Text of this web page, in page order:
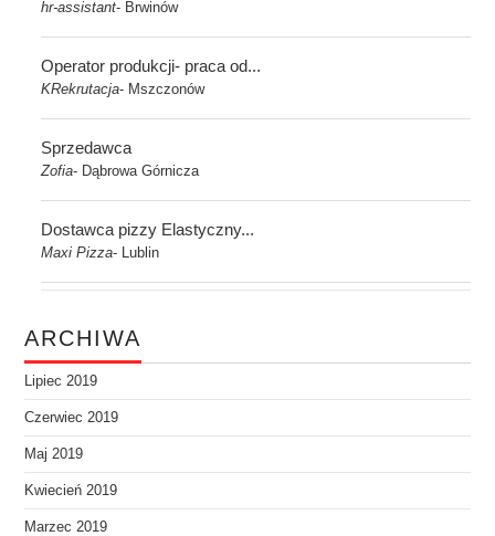
hr-assistant- Brwinów
Operator produkcji- praca od...
KRekrutacja- Mszczonów
Sprzedawca
Zofia- Dąbrowa Górnicza
Dostawca pizzy Elastyczny...
Maxi Pizza- Lublin
ARCHIWA
Lipiec 2019
Czerwiec 2019
Maj 2019
Kwiecień 2019
Marzec 2019